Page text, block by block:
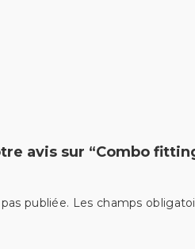
avis sur “Combo
publiée. Les champs